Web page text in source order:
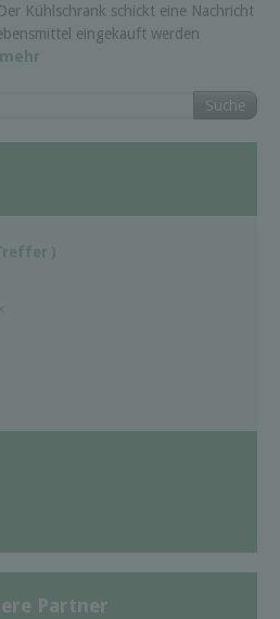
Kühlschrank schickt eine Nachricht
eingekauft werden
mehr
Suche
)
×
Partner